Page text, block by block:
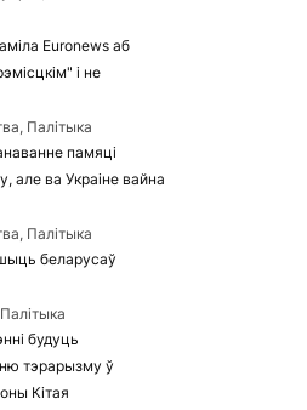
Euronews аб
і не
Палітыка
памяці
але ва Украіне вайна
Палітыка
беларусаў
будуць
тэрарызму ў
Кітая